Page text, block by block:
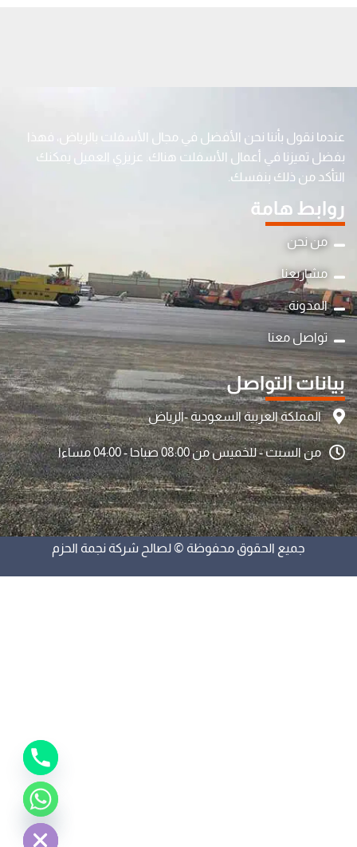
عندما نقول بأننا نحن الأفضل في مجال الأسفلت بالرياض، فهذا
بفضل تميزنا في أعمال الأسفلت هناك. عزيزي العميل يمكنك
التأكد من ذلك بنفسك.
روابط هامة
من نحن
مشاريعنا
المدونة
تواصل معنا
بيانات التواصل
المملكة العربية السعودية -الرياض
من السبت - للخميس من 08:00 صباحا - 04:00 مساءا
جميع الحقوق محفوظة © لصالح شركة نجمة الحزم
H
i
d
e